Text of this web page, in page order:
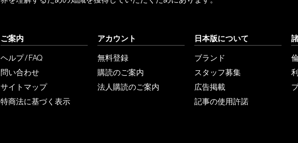
ご案内
ヘルプ / FAQ
問い合わせ
サイトマップ
特商法に基づく表示
アカウント
無料登録
購読のご案内
法人購読のご案内
日本版について
ブランド
スタッフ募集
広告掲載
記事の使用許諾